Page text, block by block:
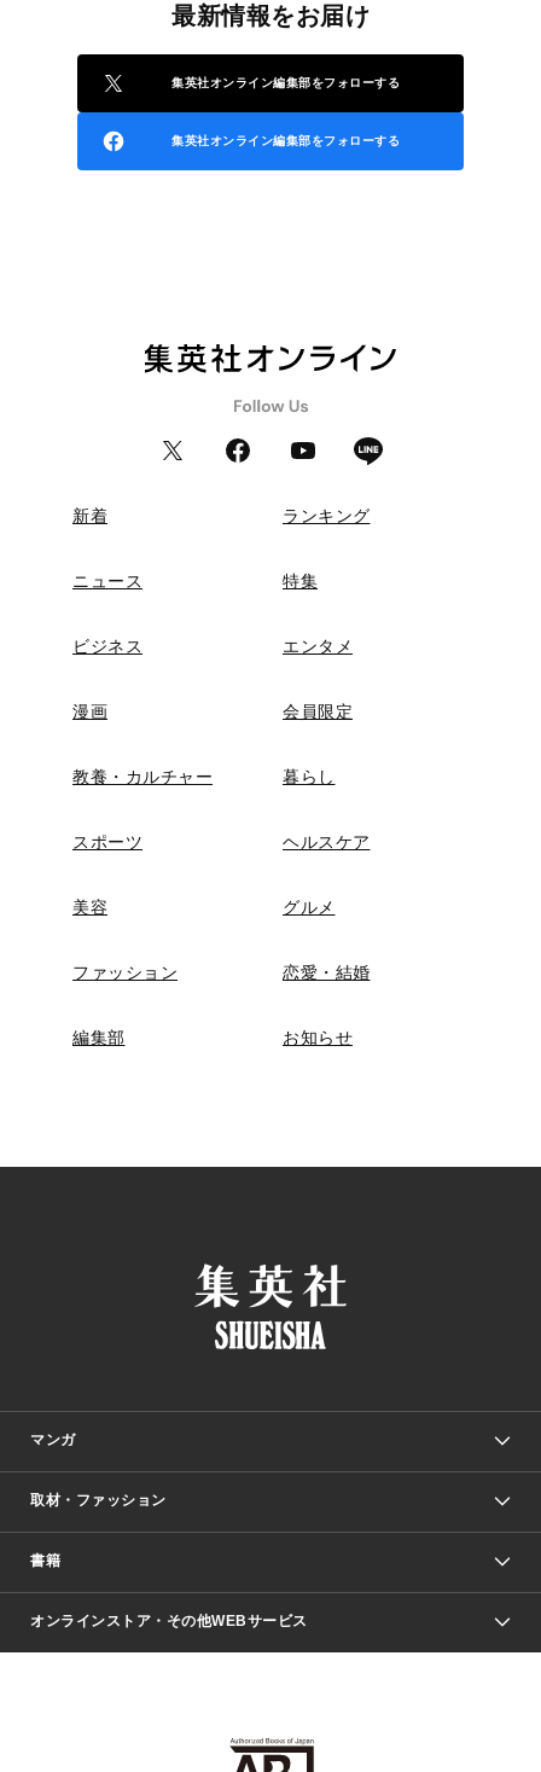
最新情報をお届け
集英社オンライン編集部をフォローする
集英社オンライン編集部をフォローする
新着 ランキング
ニュース 特集
ビジネス エンタメ
漫画 会員限定
教養・カルチャー 暮らし
スポーツ ヘルスケア
美容 グルメ
ファッション 恋愛・結婚
編集部 お知らせ
マンガ
少年マンガ
Vジャンプ
週刊ヤングジャンプ
少女マンガ
取材・ファッション
Seventeen
芸能・情報・スポーツ
書籍
文芸・文庫・総合
ライトノベル・ノベライズ
オンラインストア・その他WEBサービス